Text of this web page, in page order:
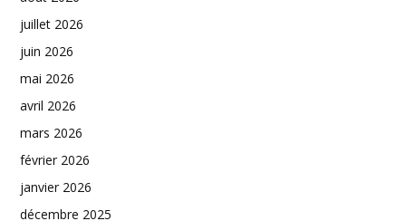
juillet 2026
juin 2026
mai 2026
avril 2026
mars 2026
février 2026
janvier 2026
décembre 2025